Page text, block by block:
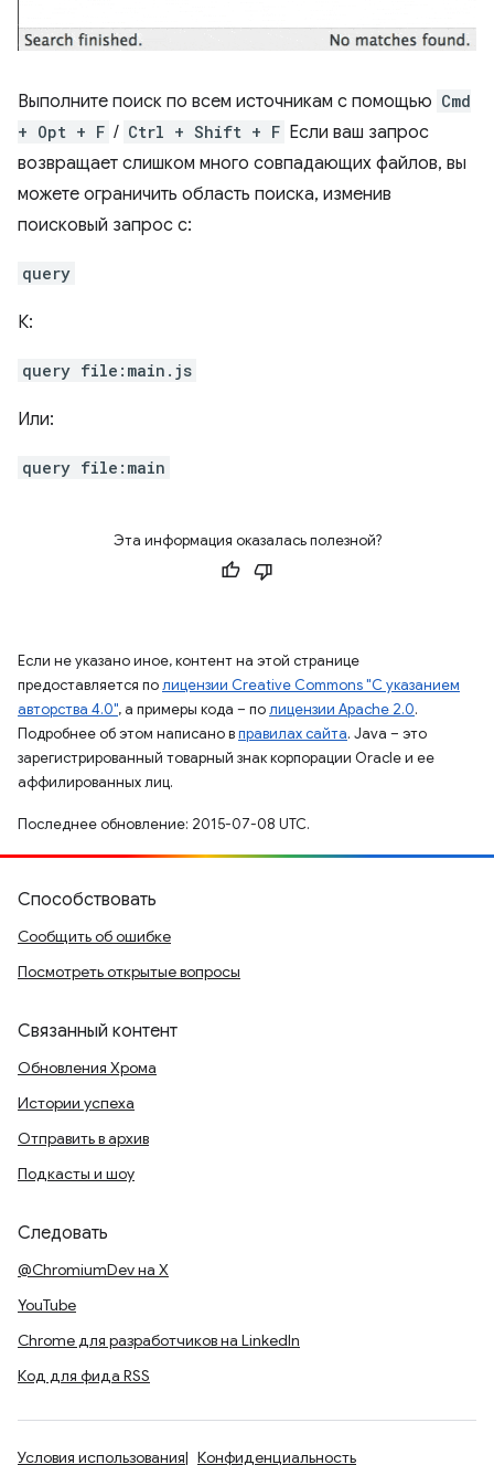
Выполните поиск по всем источникам с помощью Cmd
+ Opt + F / Ctrl + Shift + F Если ваш запрос
возвращает слишком много совпадающих файлов, вы
можете ограничить область поиска, изменив
поисковый запрос с:
query
К:
query file:main.js
Или:
query file:main
Эта информация оказалась полезной?
Если не указано иное, контент на этой странице
предоставляется полицензии Creative Commons "С указанием
авторства 4.0", а примеры кода – полицензии Apache 2.0.
Подробнее об этом написано вправилах сайта. Java – это
зарегистрированный товарный знак корпорации Oracle и ее
аффилированных лиц.
Последнее обновление: 2015-07-08 UTC.
Способствовать
Сообщить об ошибке
Посмотреть открытые вопросы
Связанный контент
Обновления Хрома
Истории успеха
Отправить в архив
Подкасты и шоу
Следовать
@ChromiumDev на X
YouTube
Chrome для разработчиков на LinkedIn
Код для фида RSS
Условия использования Конфиденциальность